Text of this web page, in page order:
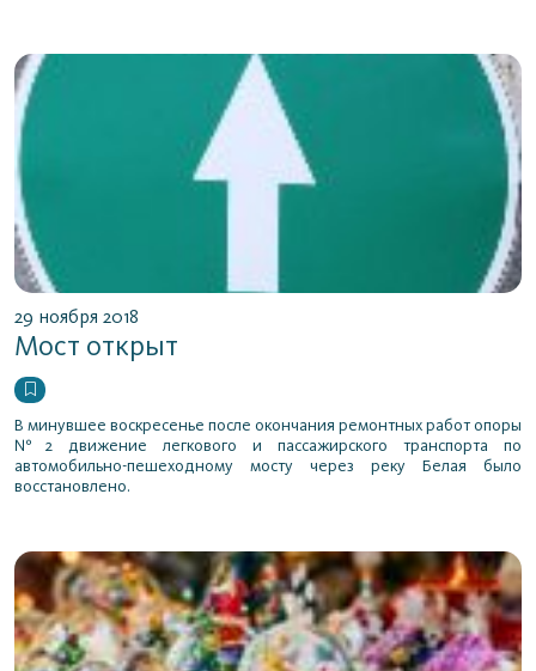
29 ноября 2018
Мост открыт
В минувшее воскресенье после окончания ремонтных работ опоры
№2 движение легкового и пассажирского транспорта по
автомобильно-пешеходному мосту через реку Белая было
восстановлено.